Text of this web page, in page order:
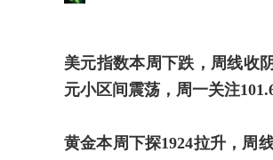
美元指数本周下跌，周线收
元小区间震荡，周一关注
黄金本周下探1924拉升，周